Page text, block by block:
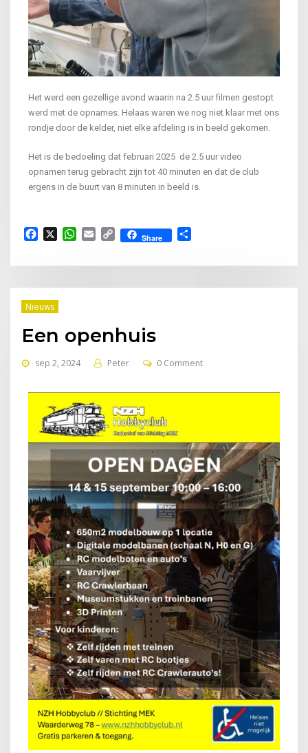
Het werd een gezellige avond waarin na 2.5 uur filmen gestopt
werd met de opnames. Helaas waren we nog niet klaar met ons
rondje door de kelder, niet elke afdeling is in beeld gekomen.
Het is de bedoeling dat februari 2025 de 2.5 uur video
opnamen terug gebracht zijn tot 40 minuten en dat de club
ergens in de buurt van 8 minuten in beeld is.
FacebookWhatsApp
EmailCopy Share
Nieuws
Een openhuis
sep 2, 2024 Peter 0 Comment